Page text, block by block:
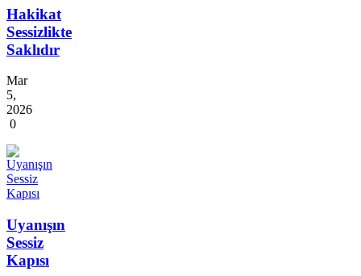
Hakikat
Sessizlikte
Saklıdır
Mar
5,
2026
0
Uyanışın
Sessiz
Kapısı